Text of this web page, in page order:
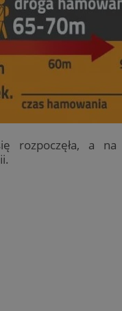
rozpoczęła, a na